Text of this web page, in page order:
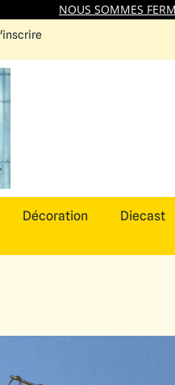
NOUS SOMMES
Décoration Diecast